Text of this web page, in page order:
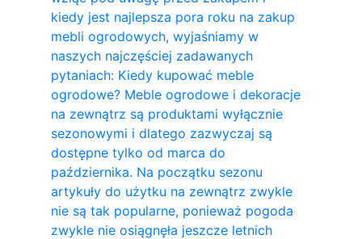
kiedy jest najlepsza pora roku na zakup
mebli ogrodowych, wyjaśniamy w
naszych najczęściej zadawanych
pytaniach: Kiedy kupować meble
ogrodowe? Meble ogrodowe i dekoracje
na zewnątrz są produktami wyłącznie
sezonowymi i dlatego zazwyczaj są
dostępne tylko od marca do
października. Na początku sezonu
artykuły do ​​użytku na zewnątrz zwykle
nie są tak popularne, ponieważ pogoda
zwykle nie osiągnęła jeszcze letnich